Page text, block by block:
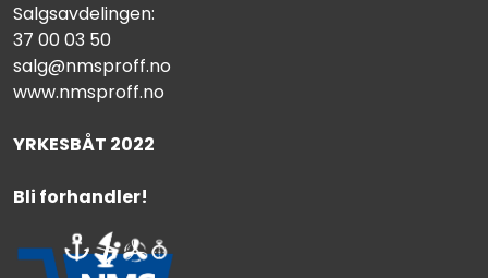
Salgsavdelingen:
37 00 03 50
salg@nmsproff.no
www.nmsproff.no
YRKESBÅT 2022
Bli forhandler!